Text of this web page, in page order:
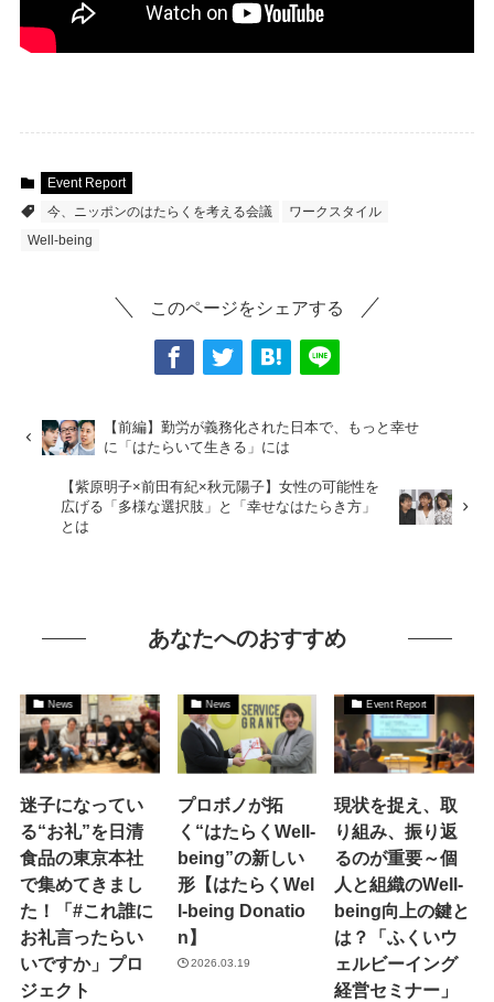
Event Report
今、ニッポンのはたらくを考える会議
ワークスタイル
Well-being
このページをシェアする
【前編】勤労が義務化された日本で、もっと幸せ
に「はたらいて生きる」には
【紫原明子×前田有紀×秋元陽子】女性の可能性を
広げる「多様な選択肢」と「幸せなはたらき方」
とは
あなたへのおすすめ
News
迷子になってい
る“お礼”を日清
食品の東京本社
で集めてきまし
た！「#これ誰に
お礼言ったらい
いですか」プロ
ジェクト
News
プロボノが拓
く“はたらくWell-
being”の新しい
形【はたらくWel
l-being Donatio
n】
2026.03.19
Event Report
現状を捉え、取
り組み、振り返
るのが重要～個
人と組織のWell-
being向上の鍵と
は？「ふくいウ
ェルビーイング
経営セミナー」